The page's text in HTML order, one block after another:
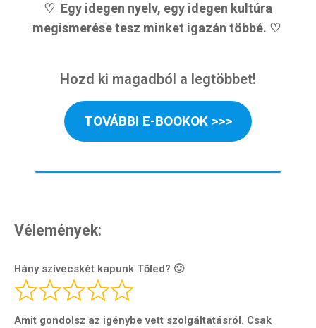
ízutazás
Kaland -
játék -
kockázat
100
Élmény
Feliratkozom
♡ Egy idegen nyelv, egy idegen kultúra
megismerése tesz minket igazán többé. ♡
Hozd ki magadból a legtöbbet!
TOVÁBBI E-BOOKOK >>>
Vélemények:
Hány szívecskét kapunk Tőled? 🙂
Amit gondolsz az igénybe vett szolgáltatásról. Csak